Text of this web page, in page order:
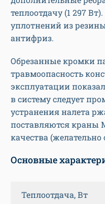
теплоотдачу (1 297
уплотнений из
антифриз.
Обрезанные кромки
травмоопасность
эксплуатации
в систему следует
устранения налета
поставляются краны
качества (желательно
Основные
Теплоотдача, Вт